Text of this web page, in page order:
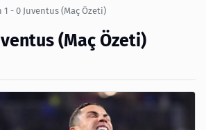
1 - 0 Juventus (Maç Özeti)
(Maç Özeti)